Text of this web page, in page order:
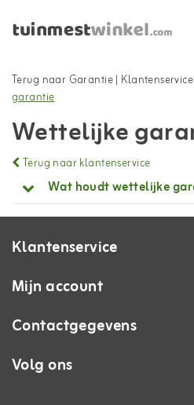
Terug naar Garantie| Klantenservice
garantie
Wettelijke
Terug naar klantenservice
Wat houdt wettelijke
Klantenservice
Mijn account
Contactgegevens
Volg ons